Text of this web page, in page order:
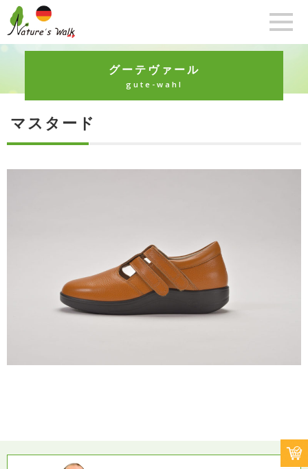
グーテヴァール
gute-wahl
マスタード